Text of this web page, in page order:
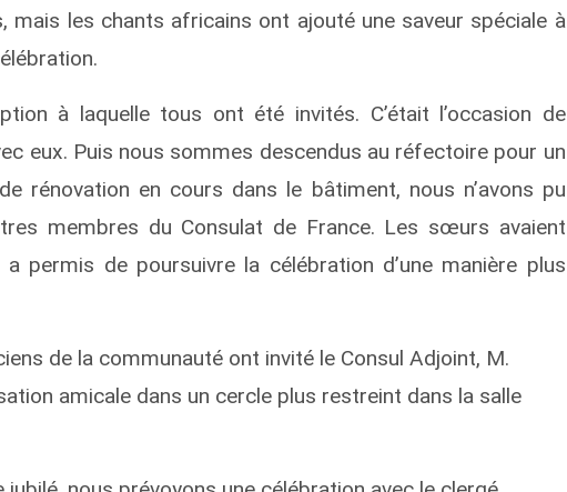
mais les chants africains ont ajouté une saveur spéciale à
à laquelle tous ont été invités. C’était l’occasion de
eux. Puis nous sommes descendus au réfectoire pour un
rénovation en cours dans le bâtiment, nous n’avons pu
membres du Consulat de France. Les sœurs avaient
permis de poursuivre la célébration d’une manière plus
de la communauté ont invité le Consul Adjoint, M.
amicale dans un cercle plus restreint dans la salle